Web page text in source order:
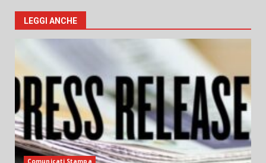
LEGGI ANCHE